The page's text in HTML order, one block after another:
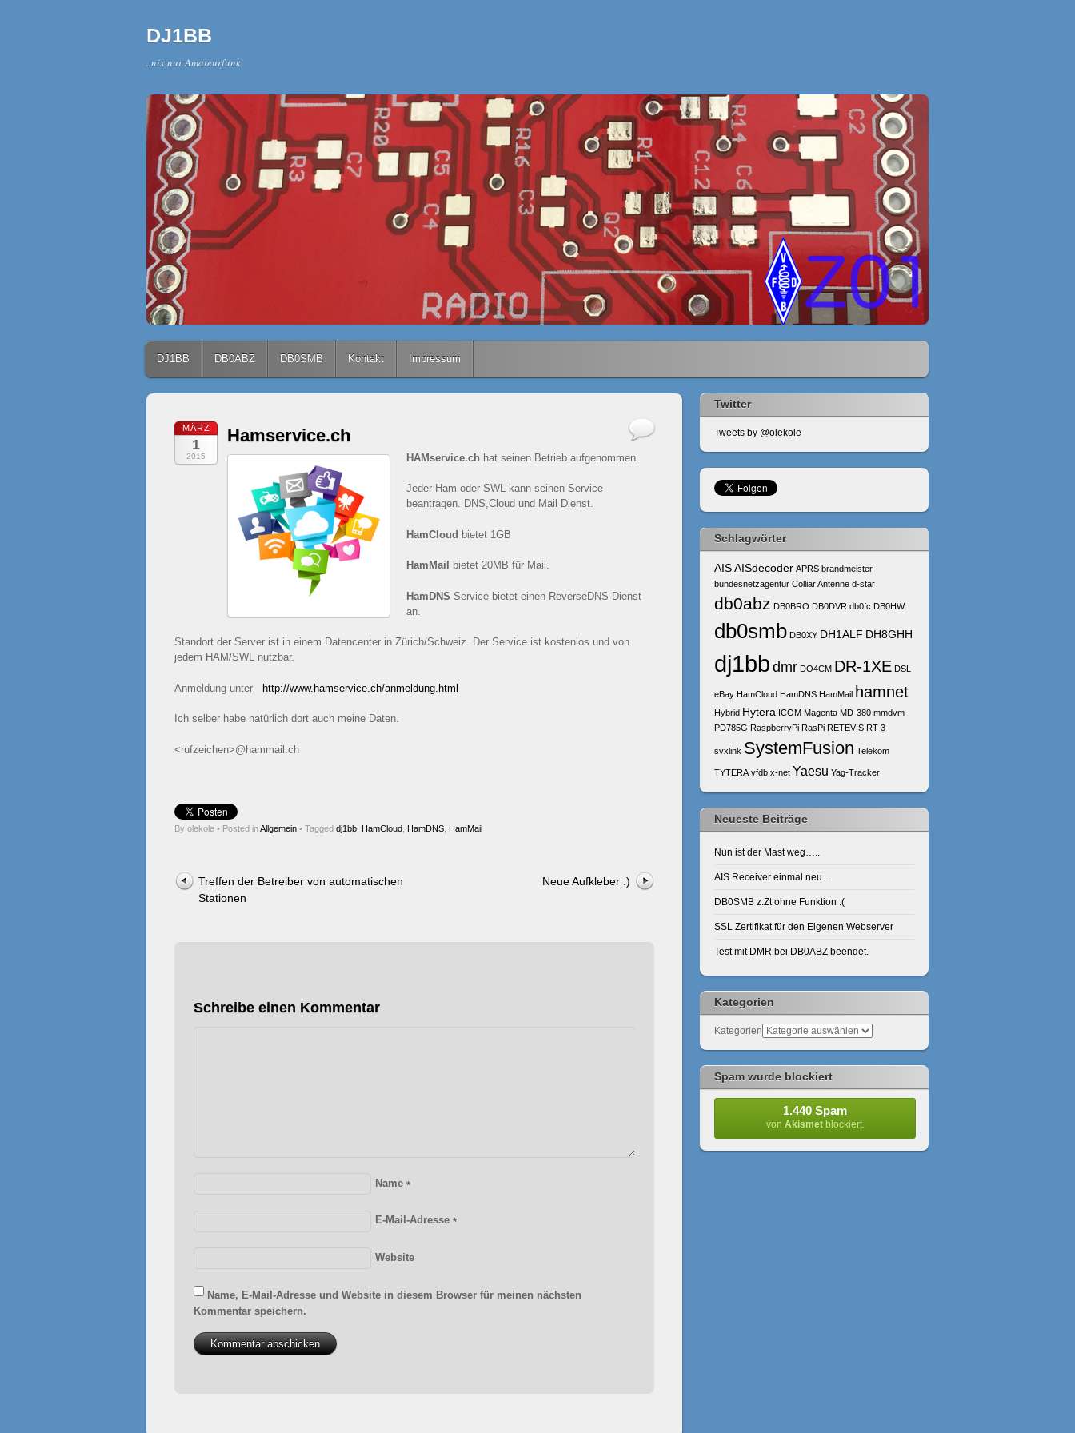
DJ1BB
..nix nur Amateurfunk
Main menu
Skip to content
DJ1BB DB0ABZ DB0SMB Kontakt Impressum
MÄRZ
1
2015
Hamservice.ch
HAMservice.ch hat seinen Betrieb aufgenommen.
Jeder Ham oder SWL kann seinen Service
beantragen. DNS,Cloud und Mail Dienst.
HamCloud bietet 1GB
HamMail bietet 20MB für Mail.
HamDNS Service bietet einen ReverseDNS Dienst
an.
Standort der Server ist in einem Datencenter in Zürich/Schweiz. Der Service ist kostenlos und von
jedem HAM/SWL nutzbar.
Anmeldung unter http://www.hamservice.ch/anmeldung.html
Ich selber habe natürlich dort auch meine Daten.
<rufzeichen>@hammail.ch
By olekole • Posted inAllgemein • Tagged dj1bb HamCloud HamDNS HamMail
Post navigation
Treffen der Betreiber von automatischen
Stationen
Neue Aufkleber :)
Schreibe einen Kommentar
Name *
E-Mail-Adresse *
Website
Name, E-Mail-Adresse und Website in diesem Browser für meinen nächsten
Kommentar speichern.
Twitter
Tweets by @olekole
Schlagwörter
AISAISdecoder APRS brandmeister
bundesnetzagentur Colliar Antenne d-star
db0abz DB0BRO DB0DVR db0fc DB0HW
db0smb DB0XY DH1ALF DH8GHH
dj1bbdmr DO4CM DR-1XE DSL
eBay HamCloud HamDNS HamMail hamnet
Hybrid Hytera ICOM Magenta MD-380 mmdvm
PD785G RaspberryPi RasPi RETEVIS RT-3
svxlink SystemFusion Telekom
TYTERA vfdb x-net Yaesu Yag-Tracker
Neueste Beiträge
Nun ist der Mast weg…..
AIS Receiver einmal neu…
DB0SMB z.Zt ohne Funktion :(
SSL Zertifikat für den Eigenen Webserver
Test mit DMR bei DB0ABZ beendet.
Kategorien
Kategorien
Spam wurde blockiert
1.440 Spam
von Akismetblockiert.